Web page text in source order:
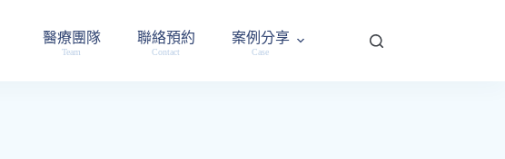
醫療團隊
Team
聯絡預約
Contact
案例分享
Case